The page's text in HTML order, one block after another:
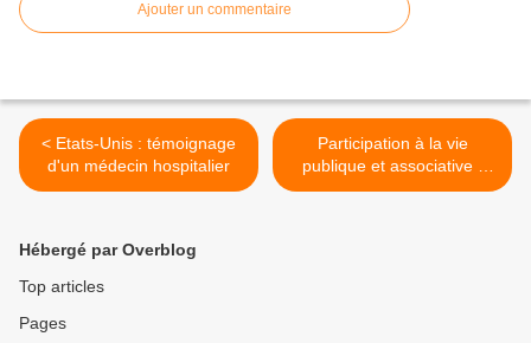
Ajouter un commentaire
< Etats-Unis : témoignage
d'un médecin hospitalier
Participation à la vie
publique et associative :
pour le respect d’une
Hébergé par Overblog
Top articles
Pages